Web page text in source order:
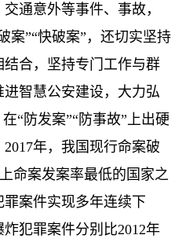
通意外等事件、事故，
案”“快破案”，还切实坚持
合，坚持专门工作与群
智慧公安建设，大力弘
“防发案”“防事故”上出硬
2017年，我国现行命案破
命案发案率最低的国家之
案件实现多年连续下
犯罪案件分别比2012年